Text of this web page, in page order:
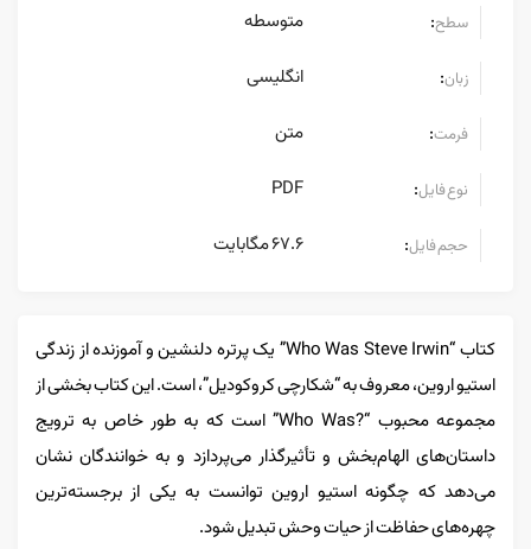
سطح: متوسطه
زبان: انگلیسی
فرمت: متن
نوع فایل:
PDF
حجم فایل: 67.6 مگابایت
کتاب “Who Was Steve Irwin” یک پرتره دلنشین و آموزنده از زندگی
استیو اروین، معروف به “شکارچی کروکودیل”، است. این کتاب بخشی از
مجموعه محبوب “?Who Was” است که به طور خاص به ترویج
داستان‌های الهام‌بخش و تأثیرگذار می‌پردازد و به خوانندگان نشان
می‌دهد که چگونه استیو اروین توانست به یکی از برجسته‌ترین
چهره‌های حفاظت از حیات وحش تبدیل شود.